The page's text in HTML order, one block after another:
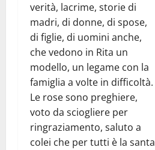
verità, lacrime, storie di
madri, di donne, di spose,
di figlie, di uomini anche,
che vedono in Rita un
modello, un legame con la
famiglia a volte in difficoltà.
Le rose sono preghiere,
voto da sciogliere per
ringraziamento, saluto a
colei che per tutti è la santa